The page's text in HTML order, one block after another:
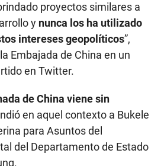
proyectos similares a
y nunca los ha utilizado
intereses geopolíticos”,
Embajada de China en un
en Twitter.
de China viene sin
en aquel contexto a Bukele
para Asuntos del
del Departamento de Estado